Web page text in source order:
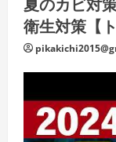
衛生対策【